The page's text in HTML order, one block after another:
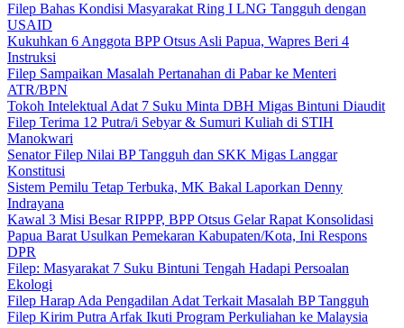
Filep Bahas Kondisi Masyarakat Ring I LNG Tangguh dengan
USAID
Kukuhkan 6 Anggota BPP Otsus Asli Papua, Wapres Beri 4
Instruksi
Filep Sampaikan Masalah Pertanahan di Pabar ke Menteri
ATR/BPN
Tokoh Intelektual Adat 7 Suku Minta DBH Migas Bintuni Diaudit
Filep Terima 12 Putra/i Sebyar & Sumuri Kuliah di STIH
Manokwari
Senator Filep Nilai BP Tangguh dan SKK Migas Langgar
Konstitusi
Sistem Pemilu Tetap Terbuka, MK Bakal Laporkan Denny
Indrayana
Kawal 3 Misi Besar RIPPP, BPP Otsus Gelar Rapat Konsolidasi
Papua Barat Usulkan Pemekaran Kabupaten/Kota, Ini Respons
DPR
Filep: Masyarakat 7 Suku Bintuni Tengah Hadapi Persoalan
Ekologi
Filep Harap Ada Pengadilan Adat Terkait Masalah BP Tangguh
Filep Kirim Putra Arfak Ikuti Program Perkuliahan ke Malaysia